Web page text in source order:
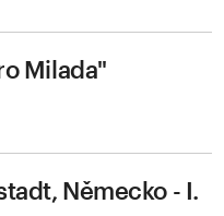
Milada"
Německo - I.